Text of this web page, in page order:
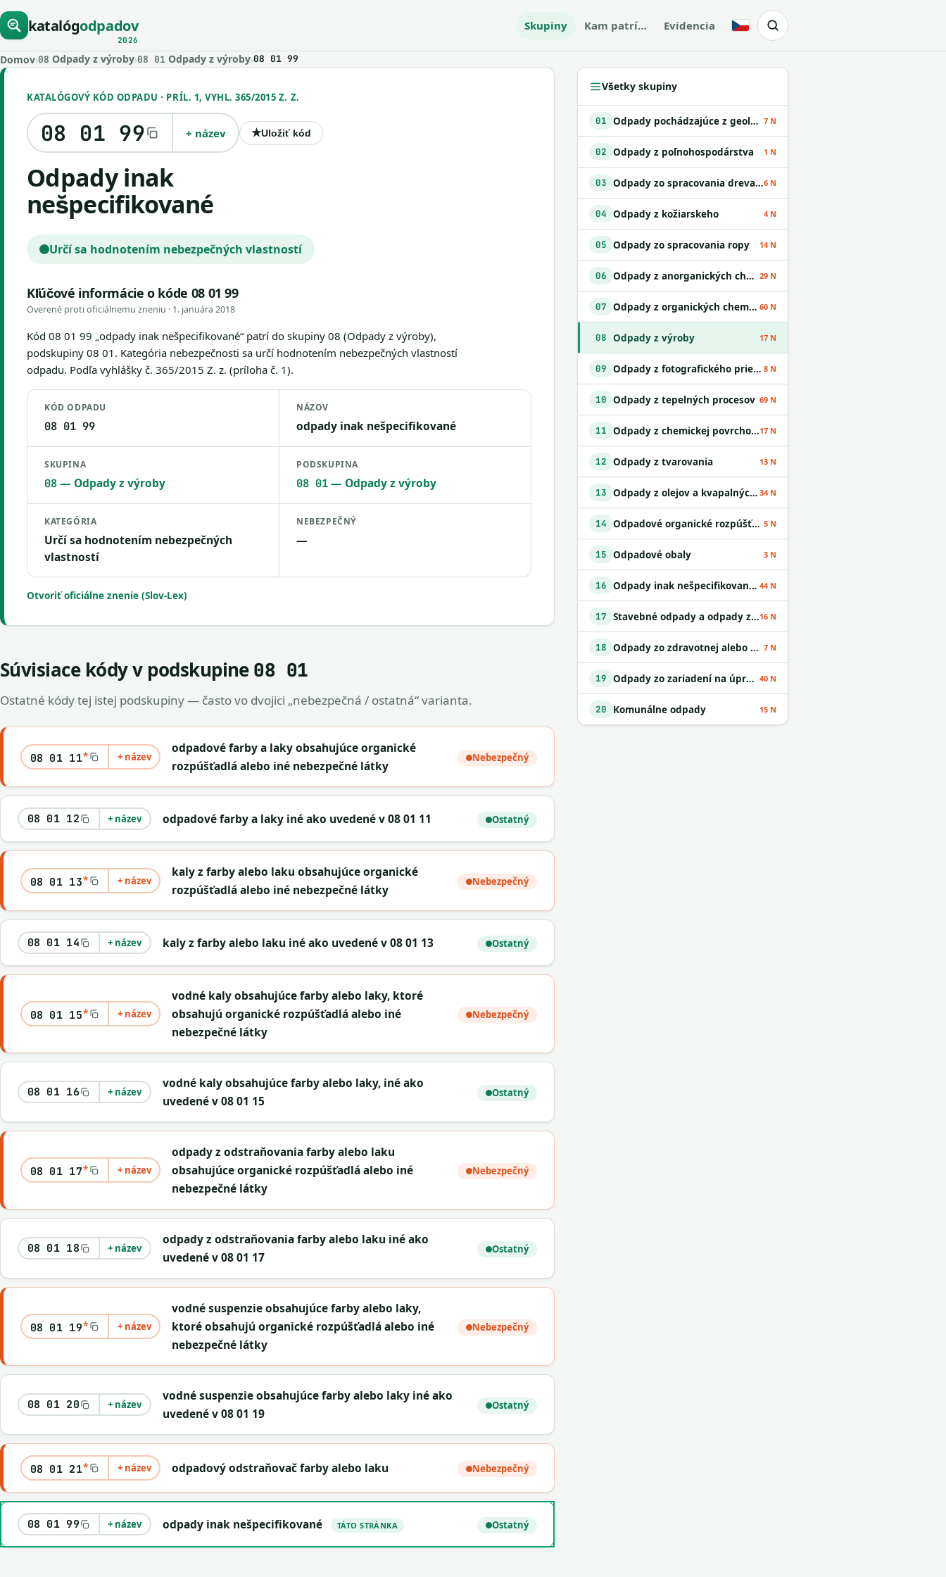
katalógodpadov
2026
Skupiny Kam patrí… Evidencia Česky
Domov›08 Odpady z výroby›08 01 Odpady z výroby›08 01 99
KATALÓGOVÝ KÓD ODPADU · PRÍL. 1, VYHL. 365/2015 Z. Z.
08 01 99 + název ★Uložiť kód
odpady inak
nešpecifikované
Určí sa hodnotením nebezpečných vlastností
Kľúčové informácie o kóde 08 01 99
Overené proti oficiálnemu zneniu · 1. januára 2018
Kód 08 01 99 „odpady inak nešpecifikované“ patrí do skupiny 08 (Odpady z výroby),
podskupiny 08 01. Kategória nebezpečnosti sa určí hodnotením nebezpečných vlastností
odpadu. Podľa vyhlášky č. 365/2015 Z. z. (príloha č. 1).
KÓD ODPADU
08 01 99
NÁZOV
odpady inak nešpecifikované
SKUPINA
08— Odpady z výroby
PODSKUPINA
08 01— Odpady z výroby
KATEGÓRIA
Určí sa hodnotením nebezpečných
vlastností
NEBEZPEČNÝ
—
Otvoriť oficiálne znenie (Slov-Lex)
Súvisiace kódy v podskupine 08 01
Ostatné kódy tej istej podskupiny — často vo dvojici „nebezpečná / ostatná“ varianta.
08 01 11* + název
odpadové farby a laky obsahujúce organické
rozpúšťadlá alebo iné nebezpečné látky
Nebezpečný
08 01 12 + název odpadové farby a laky iné ako uvedené v 08 01 11 Ostatný
08 01 13* + název
kaly z farby alebo laku obsahujúce organické
rozpúšťadlá alebo iné nebezpečné látky
Nebezpečný
08 01 14 + název kaly z farby alebo laku iné ako uvedené v 08 01 13 Ostatný
08 01 15* + název
vodné kaly obsahujúce farby alebo laky, ktoré
obsahujú organické rozpúšťadlá alebo iné
nebezpečné látky
Nebezpečný
08 01 16 + název
vodné kaly obsahujúce farby alebo laky, iné ako
uvedené v 08 01 15
Ostatný
08 01 17* + název
odpady z odstraňovania farby alebo laku
obsahujúce organické rozpúšťadlá alebo iné
nebezpečné látky
Nebezpečný
08 01 18 + název
odpady z odstraňovania farby alebo laku iné ako
uvedené v 08 01 17
Ostatný
08 01 19* + název
vodné suspenzie obsahujúce farby alebo laky,
ktoré obsahujú organické rozpúšťadlá alebo iné
nebezpečné látky
Nebezpečný
08 01 20 + název
vodné suspenzie obsahujúce farby alebo laky iné ako
uvedené v 08 01 19
Ostatný
08 01 21* + název odpadový odstraňovač farby alebo laku Nebezpečný
08 01 99 + název odpady inak nešpecifikované TÁTO STRÁNKA Ostatný
Všetky skupiny
01 Odpady pochádzajúce z geologického prieskumu 7 N
02 Odpady z poľnohospodárstva 1 N
03 Odpady zo spracovania dreva a z výroby papiera6 N
04 Odpady z kožiarskeho 4 N
05 Odpady zo spracovania ropy 14 N
06 Odpady z anorganických chemických procesov 29 N
07 Odpady z organických chemických procesov 60 N
08 Odpady z výroby 17 N
09 Odpady z fotografického priemyslu 8 N
10 Odpady z tepelných procesov 69 N
11 Odpady z chemickej povrchovej úpravy kovov a nanášania kovov a iných materiálov; odpady z hydrometalurgie neželezných kovov17 N
12 Odpady z tvarovania 13 N
13 Odpady z olejov a kvapalných palív okrem jedlých olejov a odpadov uvedených v skupinách 05 a 12 34 N
14 Odpadové organické rozpúšťadlá 5 N
15 Odpadové obaly 3 N
16 Odpady inak nešpecifikované v tomto katalógu 44 N
17 Stavebné odpady a odpady z demolácií vrátane výkopovej zeminy z kontaminovaných miest16 N
18 Odpady zo zdravotnej alebo veterinárnej starostlivosti alebo s nimi súvisiaceho výskumu okrem kuchynských a reštauračných odpadov 7 N
19 Odpady zo zariadení na úpravu odpadu 40 N
20 Komunálne odpady 15 N